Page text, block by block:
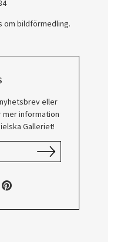
om bildförmedling.
eller
mer information
Galleriet!